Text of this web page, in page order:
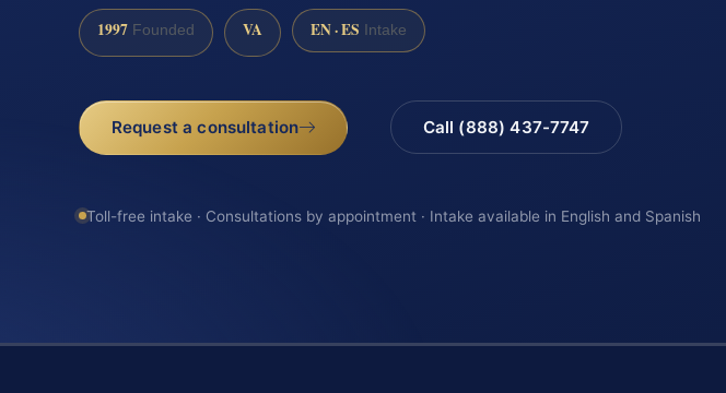
1997 Founded VA EN · ES Intake
Request a consultation Call (888) 437-7747
Toll-free intake · Consultations by appointment · Intake available in English and Spanish